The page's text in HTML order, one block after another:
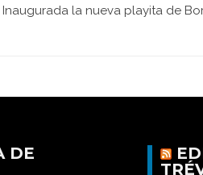
Inaugurada la nueva playita de
DE